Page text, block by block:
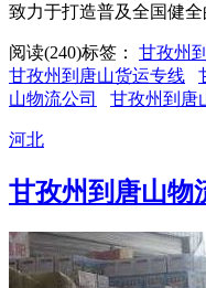
致力于打造普及全国健
阅读(240)标签： 甘孜州
甘孜州到唐山货运专线
山物流公司
甘孜州到唐
河北
甘孜州到唐山物